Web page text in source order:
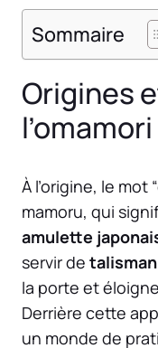
Sommaire
Origines
l’omamori
À l’origine, le mot
mamoru, qui
amulette
servir de talisman
la porte et
Derrière cette
un monde de